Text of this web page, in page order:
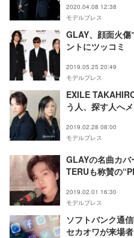
2020.04.08 12:38
モデルプレス
GLAY、顔面火
ントにツッコミ
2019.05.25 20:49
モデルプレス
EXILE
う人、探す人へ
界」＜ACE OF
2019.02.28 08:00
モデルプレス
GLAYの名曲カ
TERUも称賛の
2019.02.01 16:30
モデルプレス
ソフトバンク通
セカオワが来場